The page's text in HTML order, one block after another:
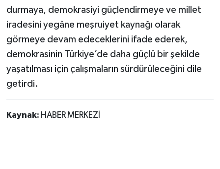
durmaya, demokrasiyi güçlendirmeye ve millet
iradesini yegâne meşruiyet kaynağı olarak
görmeye devam edeceklerini ifade ederek,
demokrasinin Türkiye’de daha güçlü bir şekilde
yaşatılması için çalışmaların sürdürüleceğini dile
getirdi.
Kaynak: HABER MERKEZİ